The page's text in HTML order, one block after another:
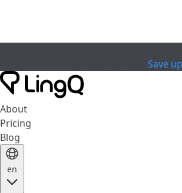
Save
About
Pricing
Blog
en